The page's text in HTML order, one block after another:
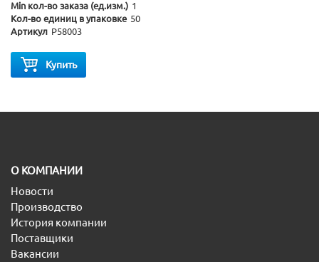
Min кол-во заказа (ед.изм.) 1
Кол-во единиц в упаковке 50
Артикул P58003
Купить
O КОМПАНИИ
Новости
Производство
История компании
Поставщики
Вакансии